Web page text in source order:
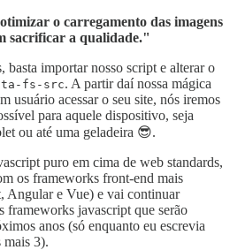
o carregamento das imagens
sacrificar a qualidade."
basta importar nosso script e alterar o
fs-src. A partir daí nossa mágica
usuário acessar o seu site, nós iremos
para aquele dispositivo, seja
ou até uma geladeira 😎.
puro em cima de web standards,
os frameworks front-end mais
Angular e Vue) e vai continuar
frameworks javascript que serão
anos (só enquanto eu escrevia
mais 3).